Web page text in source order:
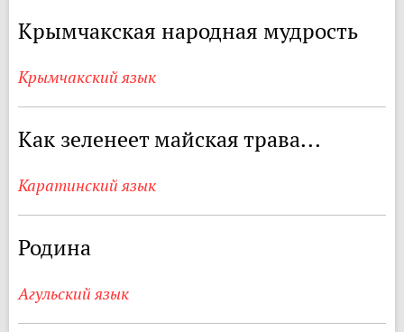
Крымчакская народная мудрость
Крымчакский язык
Как зеленеет майская трава...
Каратинский язык
Родина
Агульский язык